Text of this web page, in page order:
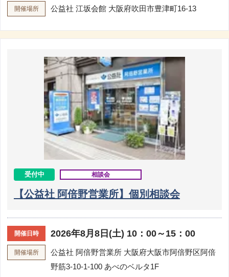
開催場所 公益社 江坂会館 大阪府吹田市豊津町16-13
受付中 相談会
【公益社 阿倍野営業所】個別相談会
開催日時 2026年8月8日(土) 10：00～15：00
開催場所 公益社 阿倍野営業所 大阪府大阪市阿倍野区阿倍
野筋3-10-1-100 あべのベルタ1F